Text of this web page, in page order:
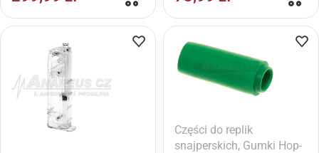
Części do replik
snajperskich, Gumki Hop-